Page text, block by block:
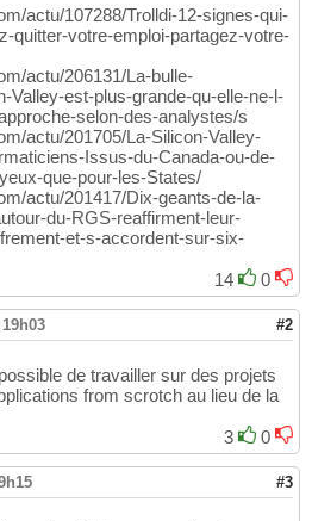
actu/107288/Trolldi-12-signes-qui-
quitter-votre-emploi-partagez-votre-
actu/206131/La-bulle-
Valley-est-plus-grande-qu-elle-ne-l-
selon-des-analystes/s
actu/201705/La-Silicon-Valley-
Issus-du-Canada-ou-de-
que-pour-les-States/
actu/201417/Dix-geants-de-la-
du-RGS-reaffirment-leur-
et-s-accordent-sur-six-
14
0
#2
de travailler sur des projets
from scrotch au lieu de la
3
0
#3